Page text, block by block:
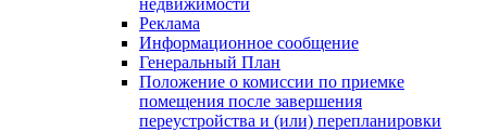
недвижимости
Реклама
Информационное сообщение
Генеральный План
Положение о комиссии по приемке
помещения после завершения
переустройства и (или) перепланировки